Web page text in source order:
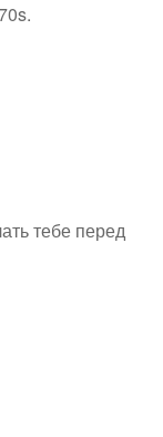
тебе перед